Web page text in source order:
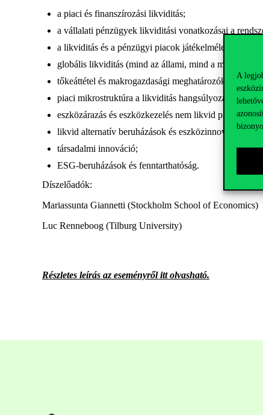
A
a piaci és finanszírozási likviditás;
a vállalati pénzügyek likviditási vonatkozásai a
a likviditás és a pénzügyi piacok játékelméleti
globális likviditás (mind az állami, mind a magán) és
tőkeáttétel és makrogazdasági meghatározók;
piaci mikrostruktúra a likviditás hangsúlyozásával;
eszközárazás és eszközkezelés nem likvid piacon;
likvid alternatív beruházások és eszközinnovációk;
társadalmi innováció;
ESG-beruházások és fenntarthatóság.
Díszelőadók:
Mariassunta Giannetti (Stockholm School of Economics)
Luc Renneboog (Tilburg University)
Részletes leírás az eseményről itt olvasható.